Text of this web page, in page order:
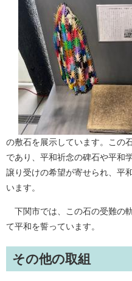
の敷石を展示しています。この
であり、平和祈念の碑石や平和
譲り受けの希望が寄せられ、平
います。
下関市では、この石の受難の
て平和を誓っています。
その他の取組